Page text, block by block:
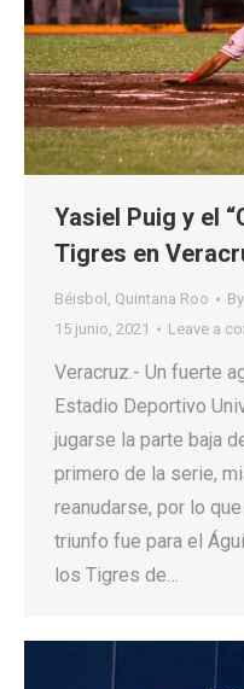
Yasiel Puig y el
Tigres en
Béisbol , Quintana Roo By
15 junio, 2021
Leave a
Veracruz.- Un fuerte
Estadio Deportivo
jugarse la parte baja
primero de la serie,
reanudarse, por lo
triunfo fue para el
los Tigres de…